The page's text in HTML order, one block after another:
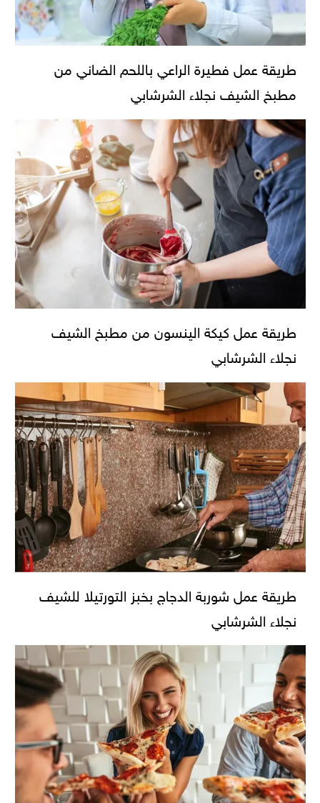
طريقة عمل فطيرة الراعي باللحم الضاني من
مطبخ الشيف نجلاء الشرشابي
طريقة عمل كيكة الينسون من مطبخ الشيف
نجلاء الشرشابي
طريقة عمل شوربة الدجاج بخبز التورتيلا للشيف
نجلاء الشرشابي